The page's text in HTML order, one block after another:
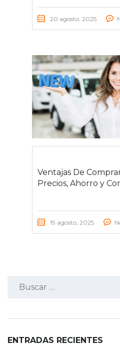
20 agosto, 2025
Ventajas De
Precios, Ahorro y
19 agosto, 2025
ENTRADAS RECIENTES